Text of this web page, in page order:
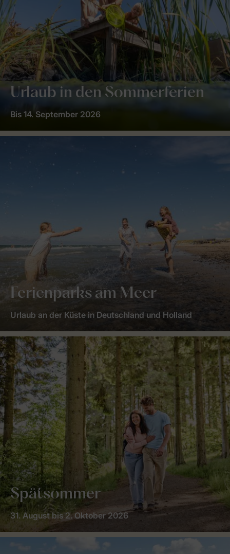
Urlaub in den Sommerferien
Bis 14. September 2026
Ferienparks am Meer
Urlaub an der Küste in Deutschland und Holland
Spätsommer
31. August bis 2. Oktober 2026